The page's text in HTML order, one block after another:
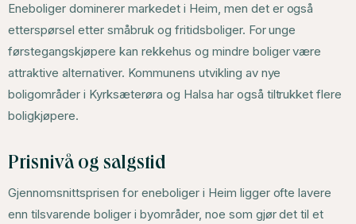
Eneboliger dominerer markedet i Heim, men det er også
etterspørsel etter småbruk og fritidsboliger. For unge
førstegangskjøpere kan rekkehus og mindre boliger være
attraktive alternativer. Kommunens utvikling av nye
boligområder i Kyrksæterøra og Halsa har også tiltrukket flere
boligkjøpere.
Prisnivå og salgstid
Gjennomsnittsprisen for eneboliger i Heim ligger ofte lavere
enn tilsvarende boliger i byområder, noe som gjør det til et